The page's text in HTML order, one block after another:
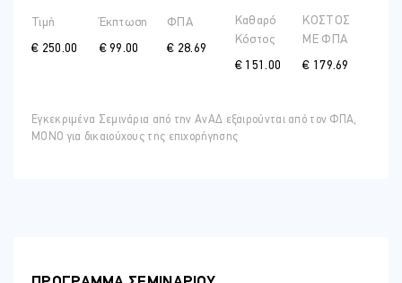
Τιμή
€ 250.00
Έκπτωση
€ 99.00
ΦΠΑ
€ 28.69
Καθαρό
Κόστος
€ 151.00
ΚΟΣΤΟΣ
ME ΦΠΑ
€ 179.69
Εγκεκριμένα Σεμινάρια από την ΑνΑΔ εξαιρούνται από τον ΦΠΑ,
ΜΟΝΟ για δικαιούχους της επιχορήγησης